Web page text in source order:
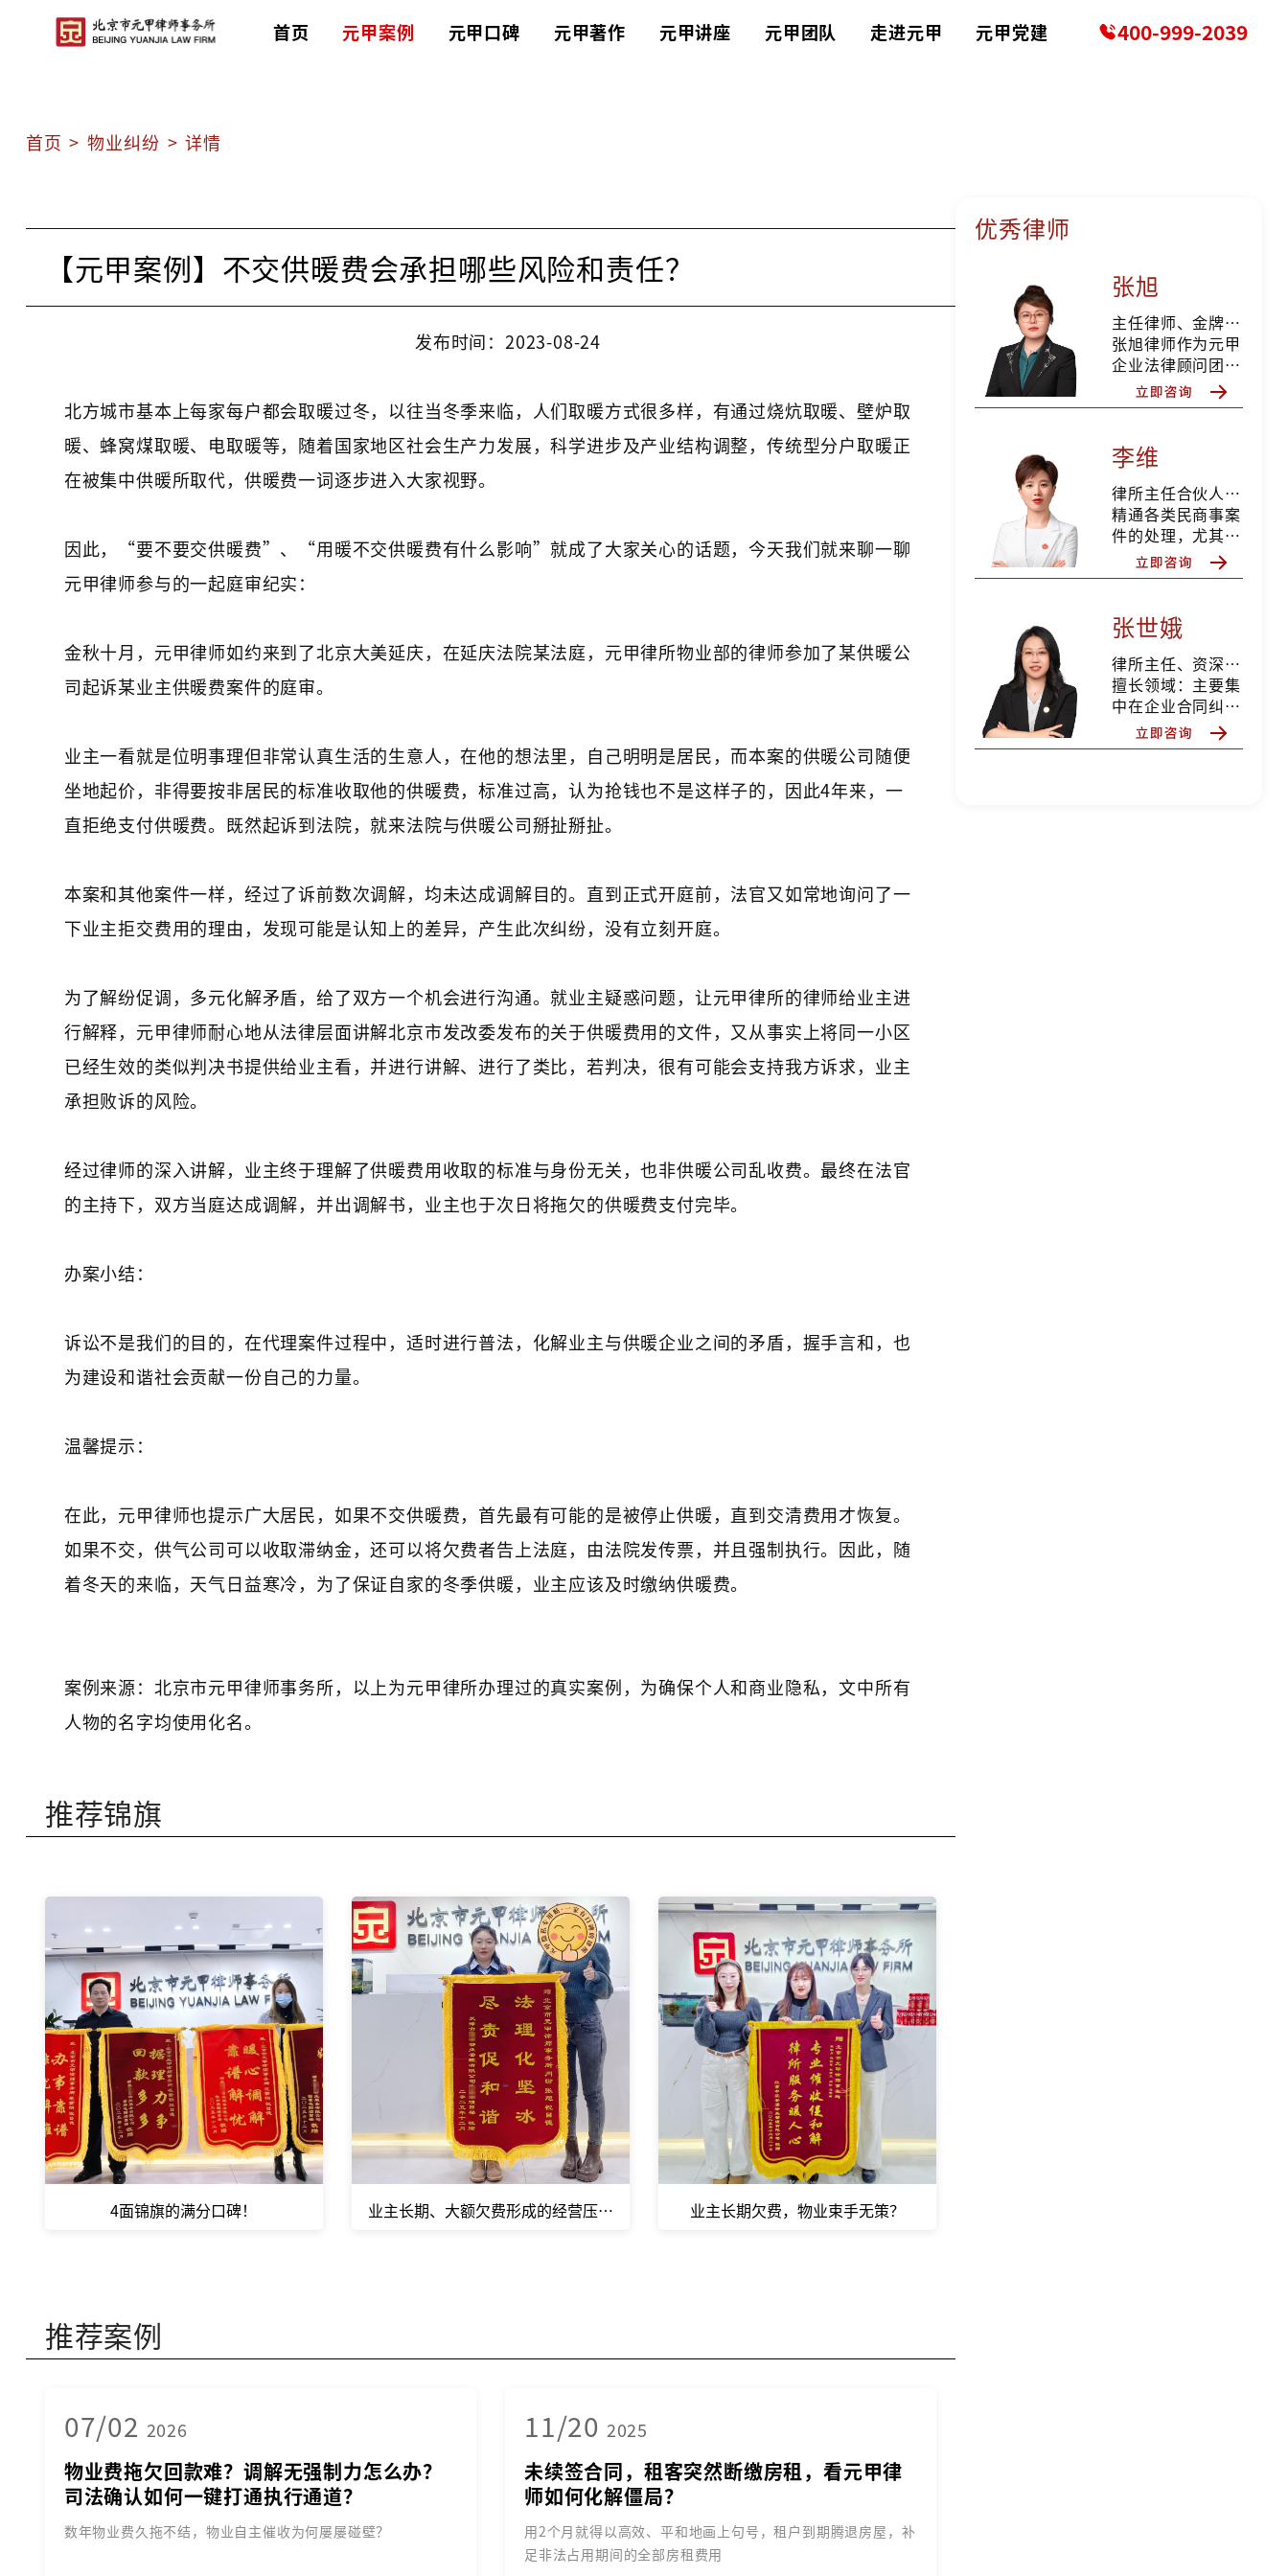
首页 元甲案例 元甲口碑 元甲著作 元甲讲座 元甲团队 走进元甲 元甲党建 400-999-2039
首页 > 物业纠纷 > 详情
【元甲案例】不交供暖费会承担哪些风险和责任？
发布时间：2023-08-24
北方城市基本上每家每户都会取暖过冬，以往当冬季来临，人们取暖方式很多样，有通过烧炕取暖、壁炉取
暖、蜂窝煤取暖、电取暖等，随着国家地区社会生产力发展，科学进步及产业结构调整，传统型分户取暖正
在被集中供暖所取代，供暖费一词逐步进入大家视野。
因此，“要不要交供暖费”、“用暖不交供暖费有什么影响”就成了大家关心的话题，今天我们就来聊一聊
元甲律师参与的一起庭审纪实：
金秋十月，元甲律师如约来到了北京大美延庆，在延庆法院某法庭，元甲律所物业部的律师参加了某供暖公
司起诉某业主供暖费案件的庭审。
业主一看就是位明事理但非常认真生活的生意人，在他的想法里，自己明明是居民，而本案的供暖公司随便
坐地起价，非得要按非居民的标准收取他的供暖费，标准过高，认为抢钱也不是这样子的，因此4年来，一
直拒绝支付供暖费。既然起诉到法院，就来法院与供暖公司掰扯掰扯。
本案和其他案件一样，经过了诉前数次调解，均未达成调解目的。直到正式开庭前，法官又如常地询问了一
下业主拒交费用的理由，发现可能是认知上的差异，产生此次纠纷，没有立刻开庭。
为了解纷促调，多元化解矛盾，给了双方一个机会进行沟通。就业主疑惑问题，让元甲律所的律师给业主进
行解释，元甲律师耐心地从法律层面讲解北京市发改委发布的关于供暖费用的文件，又从事实上将同一小区
已经生效的类似判决书提供给业主看，并进行讲解、进行了类比，若判决，很有可能会支持我方诉求，业主
承担败诉的风险。
经过律师的深入讲解，业主终于理解了供暖费用收取的标准与身份无关，也非供暖公司乱收费。最终在法官
的主持下，双方当庭达成调解，并出调解书，业主也于次日将拖欠的供暖费支付完毕。
办案小结：
诉讼不是我们的目的，在代理案件过程中，适时进行普法，化解业主与供暖企业之间的矛盾，握手言和，也
为建设和谐社会贡献一份自己的力量。
温馨提示：
在此，元甲律师也提示广大居民，如果不交供暖费，首先最有可能的是被停止供暖，直到交清费用才恢复。
如果不交，供气公司可以收取滞纳金，还可以将欠费者告上法庭，由法院发传票，并且强制执行。因此，随
着冬天的来临，天气日益寒冷，为了保证自家的冬季供暖，业主应该及时缴纳供暖费。
案例来源：北京市元甲律师事务所，以上为元甲律所办理过的真实案例，为确保个人和商业隐私，文中所有
人物的名字均使用化名。
推荐锦旗
4面锦旗的满分口碑！ 业主长期、大额欠费形成的经营压力，怎么办？ 业主长期欠费，物业束手无策？
推荐案例
07/02 2026
物业费拖欠回款难？调解无强制力怎么办？
司法确认如何一键打通执行通道？
数年物业费久拖不结，物业自主催收为何屡屡碰壁？
11/20 2025
未续签合同，租客突然断缴房租，看元甲律
师如何化解僵局？
用2个月就得以高效、平和地画上句号，租户到期腾退房屋，补
足非法占用期间的全部房租费用
优秀律师
张旭
主任律师、金牌培训讲师
张旭律师作为元甲
企业法律顾问团队
成员之一，为全国
多家大型央企、国
供常年法律顾问服
务，服务企业类型
包括物业公司、供
暖公司、地产公司
等。 主要负责企
业法律咨询、法律
顾问、项目谈判、
行国家法律、法
规，依法对企业重
大经营决策提出法
律意见、参与起
草、审核企业重要
的规章制度、合同
审核及签订、企业
李维
律所主任合伙人、党支部书记、物业部主任
精通各类民商事案
件的处理，尤其擅
长物业领域纠纷、
公司领域纠纷、各
债务等各类诉讼及
非诉讼法律服务。
为全国多家大型央
企、国企、私企等
单位提供常年法律
顾问服务，李维律
师作为企业法律顾
张世娥
律所主任、资深办案律师
擅长领域：主要集
中在企业合同纠
纷、物业纠纷、人
身损害赔偿纠纷、